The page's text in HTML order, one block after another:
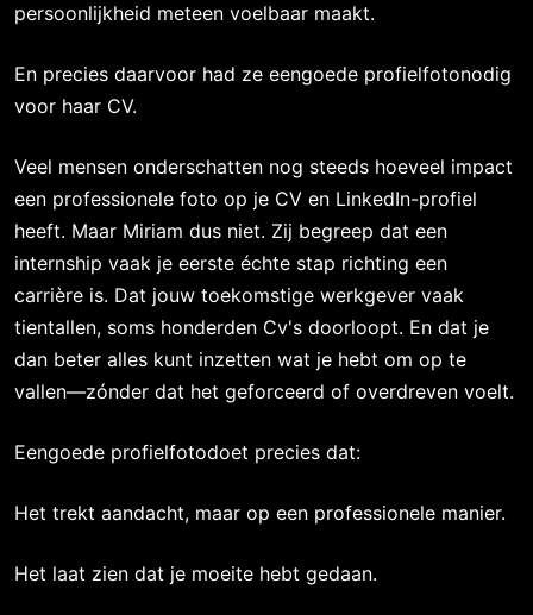
persoonlijkheid meteen voelbaar maakt.
En precies daarvoor had ze eengoede profielfotonodig
voor haar CV.
Veel mensen onderschatten nog steeds hoeveel impact
een professionele foto op je CV en LinkedIn-profiel
heeft. Maar Miriam dus niet. Zij begreep dat een
internship vaak je eerste échte stap richting een
carrière is. Dat jouw toekomstige werkgever vaak
tientallen, soms honderden Cv's doorloopt. En dat je
dan beter alles kunt inzetten wat je hebt om op te
vallen—zónder dat het geforceerd of overdreven voelt.
Eengoede profielfotodoet precies dat:
Het trekt aandacht, maar op een professionele manier.
Het laat zien dat je moeite hebt gedaan.